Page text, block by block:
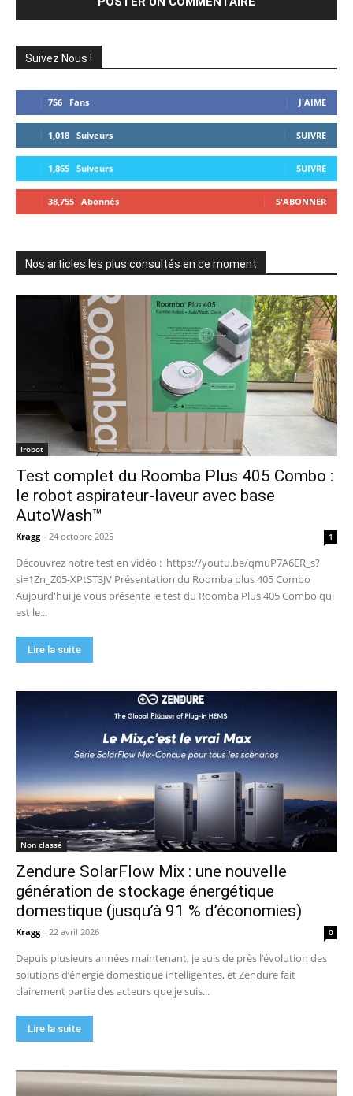
Suivez Nous !
756 Fans J'AIME
1,018 Suiveurs SUIVRE
1,865 Suiveurs SUIVRE
38,755 Abonnés S'ABONNER
Nos articles les plus consultés en ce moment
Irobot
Test complet du Roomba Plus 405 Combo :
le robot aspirateur-laveur avec base
AutoWash™
Kragg - 24 octobre 2025 1
Découvrez notre test en vidéo : https://youtu.be/qmuP7A6ER_s?
si=1Zn_Z05-XPtST3JV Présentation du Roomba plus 405 Combo
Aujourd'hui je vous présente le test du Roomba Plus 405 Combo qui
est le...
Lire la suite
Non classé
Zendure SolarFlow Mix : une nouvelle
génération de stockage énergétique
domestique (jusqu’à 91 % d’économies)
Kragg - 22 avril 2026 0
Depuis plusieurs années maintenant, je suis de près l’évolution des
solutions d’énergie domestique intelligentes, et Zendure fait
clairement partie des acteurs que je suis...
Lire la suite